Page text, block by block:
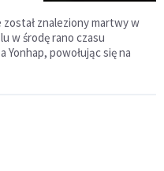
znaleziony martwy w
w środę rano czasu
Yonhap, powołując się na